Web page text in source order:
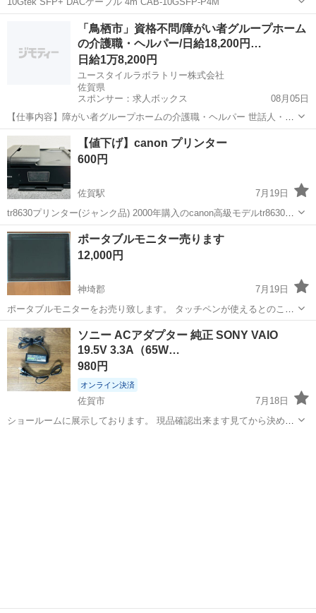
田代駅 PCパーツ
「鳥栖市」資格不問/障がい者グループホーム
の介護職・ヘルパー/日給18,200円…
日給1万8,200円
ユースタイルラボラトリー株式会社
佐賀県
スポンサー：求人ボックス
08月05日
【仕事内容】障がい者グループホームの介護職・ヘルパー 世話人・生
活支援員としての業務を行っていただきます。 <主な業務内容> お食
事の準備 食事・入浴・就寝の支援 日常生活の相談業務 健康管理、記
録 就業支援施設への送り出し など...
アルバイト・パート
【値下げ】canon プリンター
600円
佐賀駅
7月19日
tr8630プリンター(ジャンク品) 2000年購入のcanon高級モデルtr8630で
す。 ADFがついています。 紙詰まりのエラー表示が消えません。 部
品取りをしたい方、ご自分で修理できる方、 いかがで...
佐賀 佐賀市 佐賀駅 プリンター
ポータブルモニター売ります
12,000円
神埼郡
7月19日
ポータブルモニターをお売り致します。 タッチペンが使えるとのこと
で、Pixel 10aを繋いで絵を描こうと思っていましたが、タッチペンを
用いて使えませんでした（スマホ本体にペンは反応するのでモニター
側が不感です）。 佐賀...
佐賀 神埼郡
ソニー ACアダプター 純正 SONY VAIO
19.5V 3.3A（65W…
980円
オンライン決済
佐賀市
7月18日
ショールームに展示しております。 現品確認出来ます見てから決めて